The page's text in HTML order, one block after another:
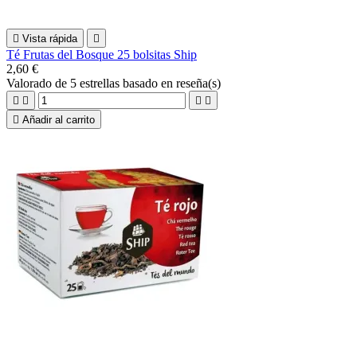
 Vista rápida 
Té Frutas del Bosque 25 bolsitas Ship
2,60 €
Valorado de 5 estrellas basado en reseña(s)
   
 Añadir al carrito